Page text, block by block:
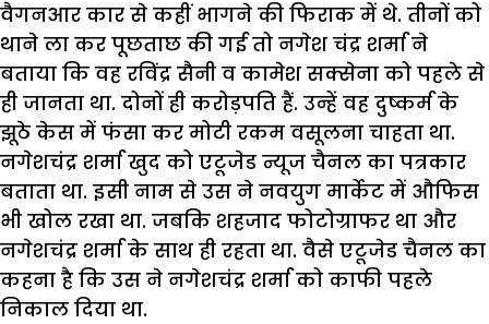
वैगनआर कार से कहीं भागने की फिराक में थे. तीनों को
थाने ला कर पूछताछ की गई तो नगेश चंद्र शर्मा ने
बताया कि वह रविंद्र सैनी व कामेश सक्सेना को पहले से
ही जानता था. दोनों ही करोड़पति हैं. उन्हें वह दुष्कर्म के
झूठे केस में फंसा कर मोटी रकम वसूलना चाहता था.
नगेशचंद्र शर्मा खुद को एटूजेड न्यूज चैनल का पत्रकार
बताता था. इसी नाम से उस ने नवयुग मार्केट में औफिस
भी खोल रखा था. जबकि शहजाद फोटोग्राफर था और
नगेशचंद्र शर्मा के साथ ही रहता था. वैसे एटूजेड चैनल का
कहना है कि उस ने नगेशचंद्र शर्मा को काफी पहले
निकाल दिया था.